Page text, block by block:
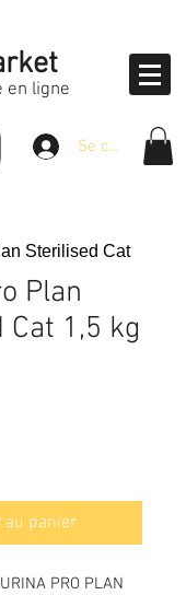
en ligne
Se connecter
Plan
1,5 kg
au panier
PRO PLAN